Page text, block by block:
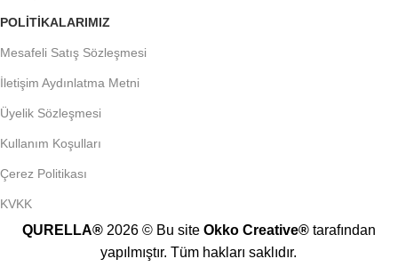
POLITIKALARIMIZ
Mesafeli Satış Sözleşmesi
İletişim Aydınlatma Metni
Üyelik Sözleşmesi
Kullanım Koşulları
Çerez Politikası
KVKK
QURELLA®2026 © Bu site Okko Creative® tarafından
yapılmıştır. Tüm hakları saklıdır.